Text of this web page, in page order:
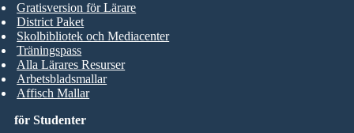
för Studenter
Gratisversion för Lärare
District Paket
Skolbibliotek och Mediacenter
Träningspass
Alla Lärares Resurser
Arbetsbladsmallar
Affisch Mallar